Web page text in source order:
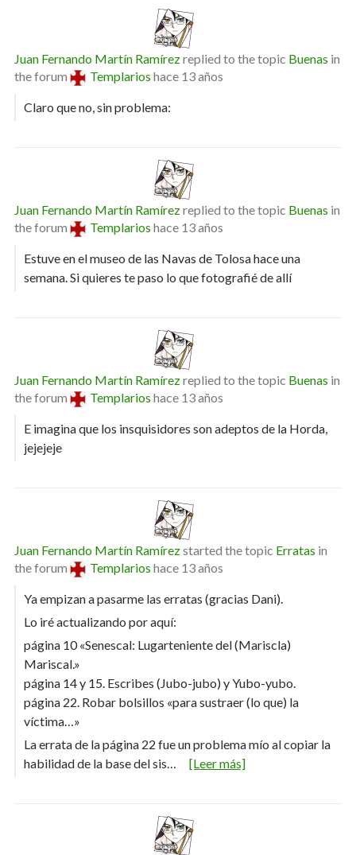
Juan Fernando Martín Ramírezreplied to the topic Buenas in
the forum
Templarios hace 13 años
Claro que no, sin problema:
Juan Fernando Martín Ramírezreplied to the topic Buenas in
the forum
Templarios hace 13 años
Estuve en el museo de las Navas de Tolosa hace una
semana. Si quieres te paso lo que fotografié de allí
Juan Fernando Martín Ramírezreplied to the topic Buenas in
the forum
Templarios hace 13 años
E imagina que los insquisidores son adeptos de la Horda,
jejejeje
Juan Fernando Martín Ramírezstarted the topic Erratas in
the forum
Templarios hace 13 años
Ya empizan a pasarme las erratas (gracias Dani).
Lo iré actualizando por aquí:
página 10 «Senescal: Lugarteniente del (Mariscla)
Mariscal.»
página 14 y 15. Escribes (Jubo-jubo) y Yubo-yubo.
página 22. Robar bolsillos «para sustraer (lo que) la
víctima…»
La errata de la página 22 fue un problema mío al copiar la
habilidad de la base del sis…
[Leer más]